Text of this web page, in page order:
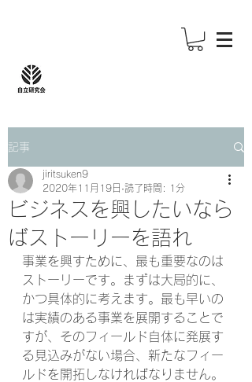
記事
ビジネスを興したいなら
ばストーリーを語れ
jiritsuken9
2020年11月19日 読了時間: 1分
事業を興すために、最も重要なのは
ストーリーです。まずは大局的に、
かつ具体的に考えます。最も早いの
は実績のある事業を展開することで
すが、そのフィールド自体に発展す
る見込みがない場合、新たなフィー
ルドを開拓しなければなりません。